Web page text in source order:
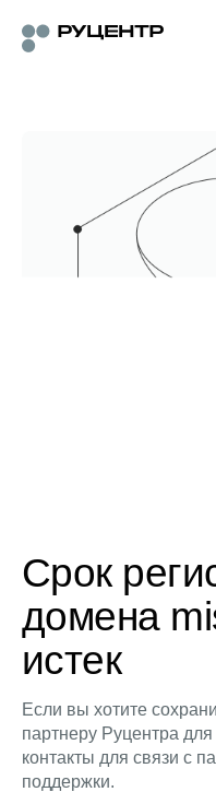
Срок
домена
истек
Если вы хотите
партнеру Руцентра
контакты для связи с
поддержки.